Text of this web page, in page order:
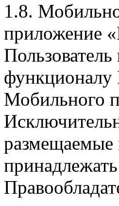
1.8.
приложение
функционалу
Мобильного